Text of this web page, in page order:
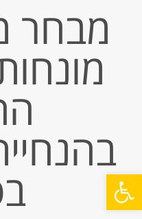
מבחר
פתח סרגל נגישות